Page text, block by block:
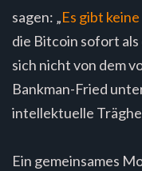
sagen: „Es gibt
die Bitcoin sofort als
sich nicht von dem
Bankman-Fried
intellektuelle
Ein gemeinsames